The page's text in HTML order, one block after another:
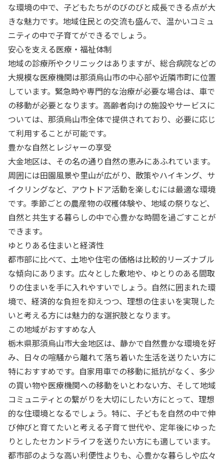
な環境の中で、子どもたちがのびのびと成長できる点が大
きな魅力です。地域住民との交流も盛んで、温かいコミュ
ニティの中で子育てができるでしょう。
安心を支える医療・福祉体制
地域の診療所やクリニックはありますが、総合病院などの
大規模な医療機関は那須烏山市の中心部や近隣市町に位置
しています。緊急時や専門的な治療が必要な場合は、車で
の移動が必要となります。高齢者向けの施設やサービスに
ついては、那須烏山市全体で提供されており、必要に応じ
て利用することが可能です。
豊かな自然とレジャーの享受
大金地区は、その名の通り自然の恵みにあふれています。
周囲には田園風景や里山が広がり、散策やハイキング、サ
イクリングなど、アウトドア活動を楽しむには最適な環境
です。季節ごとの農産物の収穫体験や、地域の祭りなど、
自然と共生する暮らしの中で心豊かな時間を過ごすことが
できます。
ゆとりある住まいと経済性
都市部に比べて、土地や住宅の価格は比較的リーズナブル
な傾向にあります。広々とした敷地や、ゆとりのある間取
りの住まいを手に入れやすいでしょう。自然に囲まれた環
境で、経済的な負担を抑えつつ、理想の住まいを実現した
いと考える方には魅力的な選択肢となります。
この地域がおすすめな人
栃木県那須烏山市大金地区は、静かで自然豊かな環境を好
み、日々の喧騒から離れて落ち着いた生活を送りたい方に
特におすすめです。自家用車での移動に抵抗がなく、多少
の買い物や医療機関への移動をいとわない方、そして地域
コミュニティとの繋がりを大切にしたい方にとって、理想
的な住環境となるでしょう。特に、子どもを自然の中で伸
び伸びと育てたいと考える子育て世代や、定年後にゆった
りとしたセカンドライフを送りたい方にも適しています。
都市部のような高い利便性よりも、心豊かな暮らしや広々